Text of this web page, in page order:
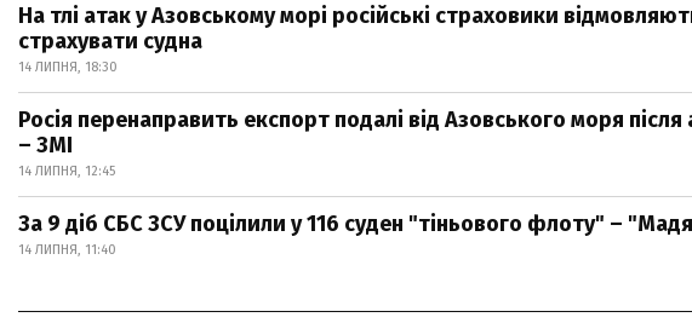
На тлі атак у Азовському морі російські страховики
страхувати судна
14 ЛИПНЯ, 18:30
Росія перенаправить експорт подалі від Азовського моря після
– ЗМІ
14 ЛИПНЯ, 12:45
За 9 діб СБС ЗСУ поцілили у 116 суден "тіньового флоту" –
14 ЛИПНЯ, 11:40